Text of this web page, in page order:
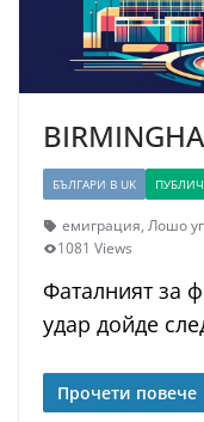
БЪЛГАРИ В UK
емиграция, Лошо
1081 Views
Фaтaлният зa
yдap дoйдe
Прочети повече